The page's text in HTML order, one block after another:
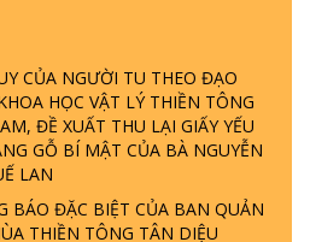
CỦA NGƯỜI TU THEO ĐẠO
HỌC VẬT LÝ THIỀN TÔNG
ĐỀ XUẤT THU LẠI GIẤY YẾU
GỖ BÍ MẬT CỦA BÀ NGUYỄN
LAN
BÁO ĐẶC BIỆT CỦA BAN QUẢN
THIỀN TÔNG TÂN DIỆU
SA TĂNG? | TTTD
THIỀN TÔNG ĐẶC BIỆT P22 - TẠI
ĐẤT NHIỀU THIÊN TAI - LŨ LỤT
| TTTD